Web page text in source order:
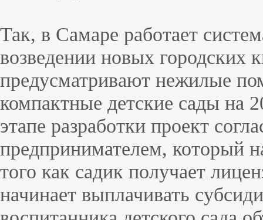
Так, в Самаре работает
возведении новых городских
предусматривают нежилые
компактные детские сады на
этапе разработки проект
предпринимателем, который
того как садик получает
начинает выплачивать